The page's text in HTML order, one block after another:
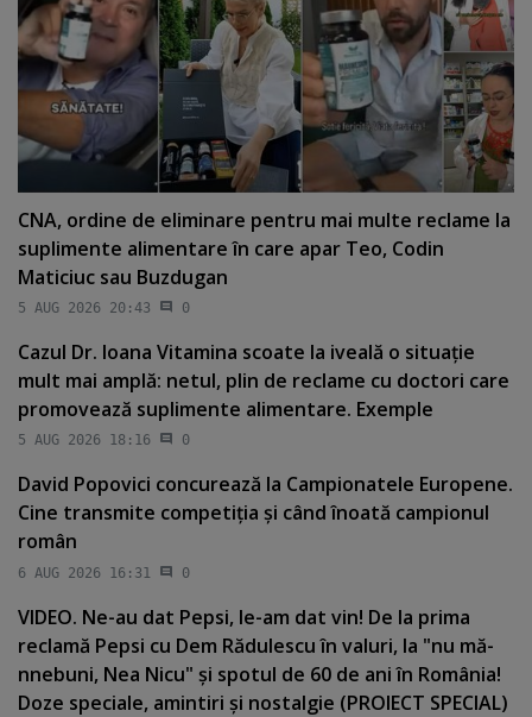
CNA, ordine de eliminare pentru mai multe reclame la
suplimente alimentare în care apar Teo, Codin
Maticiuc sau Buzdugan
5 AUG 2026 20:43 0
Cazul Dr. Ioana Vitamina scoate la iveală o situaţie
mult mai amplă: netul, plin de reclame cu doctori care
promovează suplimente alimentare. Exemple
5 AUG 2026 18:16 0
David Popovici concurează la Campionatele Europene.
Cine transmite competiţia şi când înoată campionul
român
6 AUG 2026 16:31 0
VIDEO. Ne-au dat Pepsi, le-am dat vin! De la prima
reclamă Pepsi cu Dem Rădulescu în valuri, la "nu mă-
nnebuni, Nea Nicu" şi spotul de 60 de ani în România!
Doze speciale, amintiri şi nostalgie (PROIECT SPECIAL)